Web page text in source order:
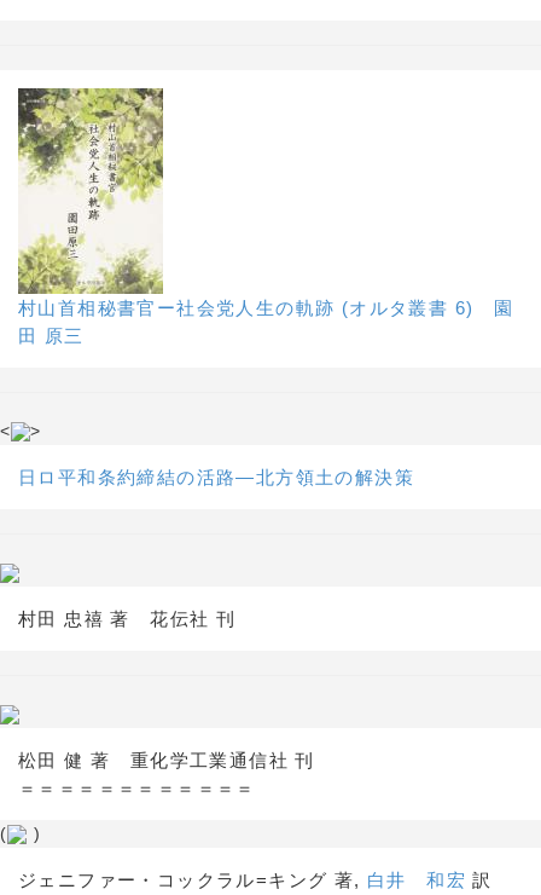
村山首相秘書官ー社会党人生の軌跡 (オルタ叢書 6) 園
田 原三
< >
日ロ平和条約締結の活路―北方領土の解決策
村田 忠禧 著 花伝社 刊
松田 健 著 重化学工業通信社 刊
＝＝＝＝＝＝＝＝＝＝＝＝
( )
ジェニファー・コックラル=キング 著, 白井 和宏 訳